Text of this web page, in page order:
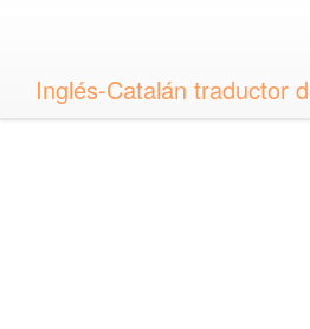
Inglés-Catalán traductor